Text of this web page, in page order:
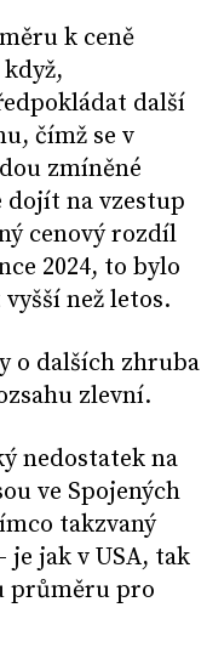
k ceně
další
čímž se v
zmíněné
dojít na vzestup
cenový rozdíl
2024, to bylo
než letos.
o dalších zhruba
zlevní.
nedostatek na
ve Spojených
takzvaný
je jak v USA, tak
průměru pro